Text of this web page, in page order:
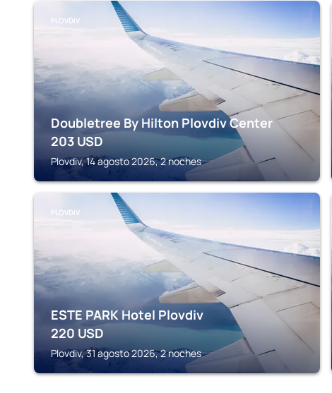
PLOVDIV
Doubletree By Hilton Plovdiv Center
203 USD
Plovdiv, 14 agosto 2026, 2 noches
PLOVDIV
ESTE PARK Hotel Plovdiv
220 USD
Plovdiv, 31 agosto 2026, 2 noches